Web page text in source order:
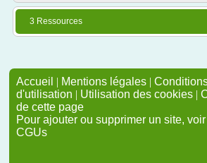
3 Ressources
Accueil | Mentions légales |
d'utilisation | Utilisation des cookies |
de cette page
Pour ajouter ou supprimer un site,
CGUs